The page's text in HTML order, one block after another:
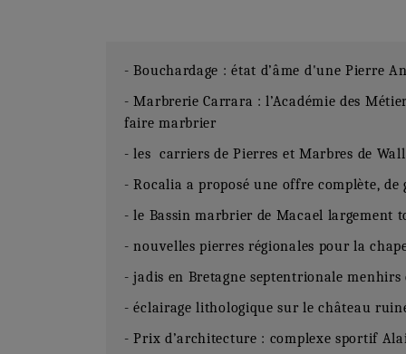
- Bouchardage : état d’âme d'une Pierre
- Marbrerie Carrara : l’Académie des
faire marbrier
- les carriers de Pierres et Marbres de
- Rocalia a proposé une offre complète, de
- le Bassin marbrier de Macael largement
- nouvelles pierres régionales pour la
- jadis en Bretagne septentrionale menhirs
- éclairage lithologique sur le château
- Prix d’architecture : complexe sportif